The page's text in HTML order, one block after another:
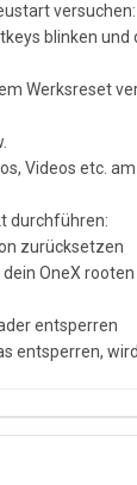
versuchen:
blinken und
Werksreset
Videos etc. am
durchführen:
zurücksetzen
OneX
entsperren
entsperren,